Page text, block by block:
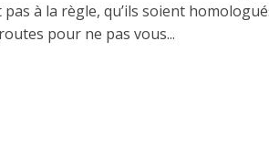
à la règle, qu’ils soient
pour ne pas vous...